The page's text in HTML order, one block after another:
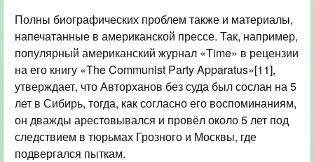
Полны биографических проблем также и материалы,
напечатанные в американской прессе. Так, например,
популярный американский журнал «Time» в рецензии
на его книгу «The Communist Party Apparatus»[11],
утверждает, что Авторханов без суда был сослан на 5
лет в Сибирь, тогда, как согласно его воспоминаниям,
он дважды арестовывался и провёл около 5 лет под
следствием в тюрьмах Грозного и Москвы, где
подвергался пыткам.